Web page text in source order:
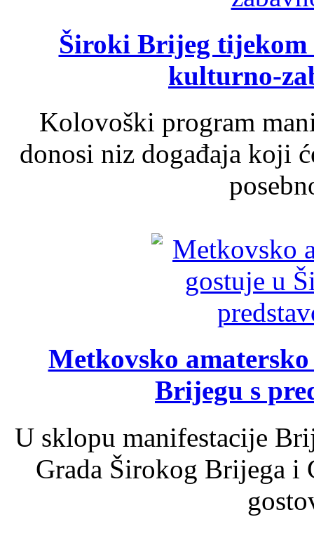
Široki Brijeg tijekom
kulturno-
Kolovoški program
donosi niz događaja koji
Metkovsko
Brijegu s
U sklopu manifestacije
Grada Širokog Brijega